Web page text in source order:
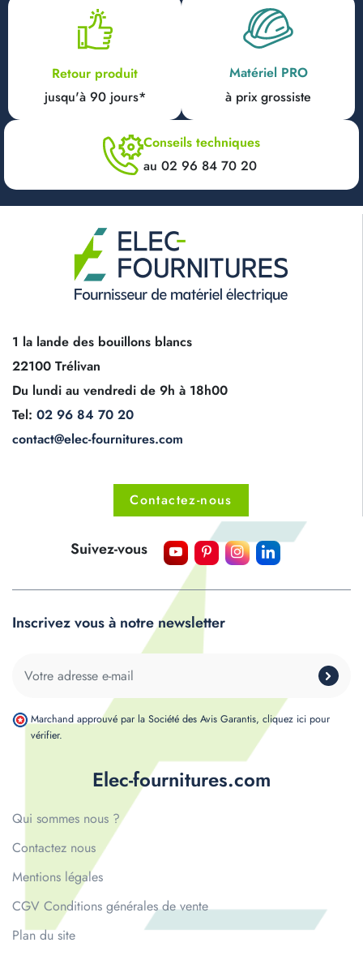
Retour produit
jusqu'à 90 jours*
Matériel PRO
à prix grossiste
Conseils techniques
au 02 96 84 70 20
1 la lande des bouillons blancs
22100 Trélivan
Du lundi au vendredi de 9h à 18h00
Tel: 02 96 84 70 20
contact@elec-fournitures.com
Contactez-nous
Elec-fournitures.com
Qui sommes nous ?
Contactez nous
Mentions légales
CGV Conditions générales de vente
Plan du site
Suivez-vous
Inscrivez vous à notre newsletter
Marchand approuvé par la Société des Avis Garantis, cliquez ici pour
vérifier.